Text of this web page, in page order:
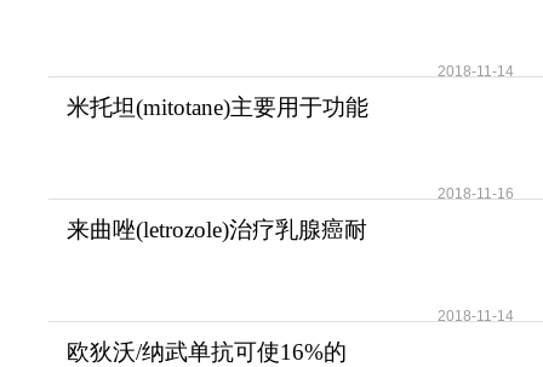
2018-11-14
米托坦(mitotane)主要用于功能
2018-11-16
来曲唑(letrozole)治疗乳腺癌耐
2018-11-14
欧狄沃/纳武单抗可使16%的